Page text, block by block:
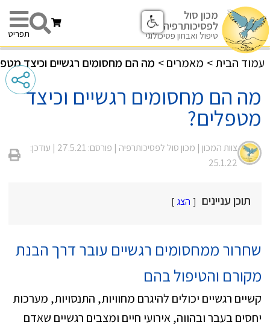
מכון סול
לפסיכותרפיה
טיפול ואבחון פסיכולוגי תפריט
מה הם מחסומים רגשיים וכיצד > מאמרים > עמוד הבית
מה הם מחסומים רגשיים וכיצד
מטפלים?
צוות המכון | מכון סול לפסיכותרפיה | פורסם: 27.5.21
| עודכן:
25.1.22
תוכן עניינים הצג
שחרור ממחסומים רגשיים עובר דרך הבנת
מקורם והטיפול בהם
קשיים רגשיים יכולים להיגרם מחוויות, התנסויות, מערכות
יחסים בעבר ובהווה, אירועי חיים ומצבים רגשיים שאדם